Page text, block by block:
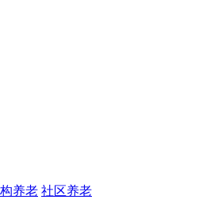
养老 社区养老